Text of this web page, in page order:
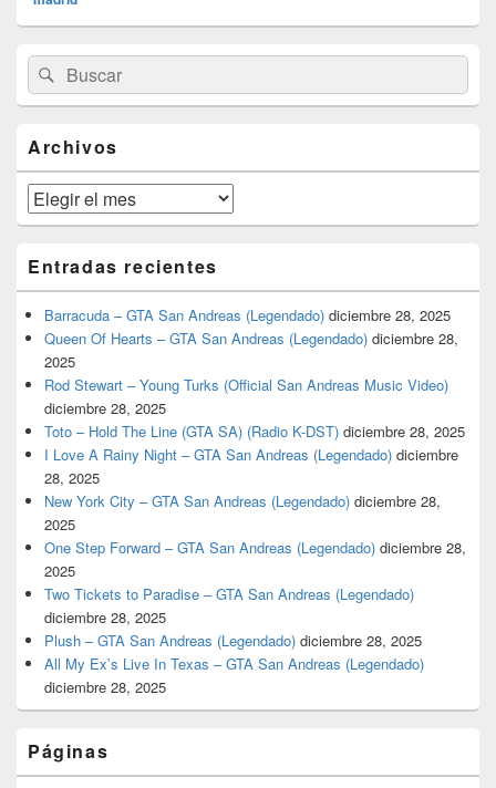
área
de
widget
lateral
primaria
Buscar
por:
Buscar
Archivos
Archivos
Entradas recientes
Barracuda – GTA San Andreas (Legendado) diciembre 28, 2025
Queen Of Hearts – GTA San Andreas (Legendado) diciembre 28,
2025
Rod Stewart – Young Turks (Official San Andreas Music Video)
diciembre 28, 2025
Toto – Hold The Line (GTA SA) (Radio K-DST) diciembre 28, 2025
I Love A Rainy Night – GTA San Andreas (Legendado) diciembre
28, 2025
New York City – GTA San Andreas (Legendado) diciembre 28,
2025
One Step Forward – GTA San Andreas (Legendado) diciembre 28,
2025
Two Tickets to Paradise – GTA San Andreas (Legendado)
diciembre 28, 2025
Plush – GTA San Andreas (Legendado) diciembre 28, 2025
All My Ex’s Live In Texas – GTA San Andreas (Legendado)
diciembre 28, 2025
Páginas